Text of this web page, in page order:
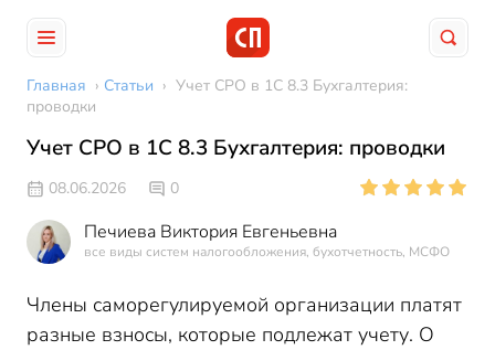
Главная › Статьи › Учет СРО в 1С 8.3 Бухгалтерия:
проводки
Учет СРО в 1С 8.3 Бухгалтерия: проводки
08.06.2026 0
Печиева Виктория Евгеньевна
все виды систем налогообложения, бухотчетность, МСФО
Члены саморегулируемой организации платят
разные взносы, которые подлежат учету. О